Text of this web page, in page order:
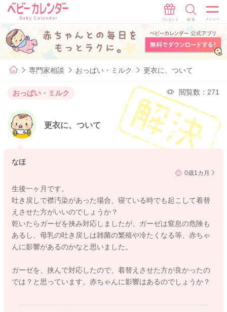
専門家相談 おっぱい・ミルク 更衣に、ついて
おっぱい・ミルク 閲覧数：271
更衣に、ついて
なほ
0歳1カ月
生後一ヶ月です。
吐き戻しで襟汚染があった場合、寝ている時でも起こして着替
えさせた方がいいのでしょうか？
乾いたらガーゼを挟み対応しましたが、ガーゼは窒息の危険も
あるし、母乳の吐き戻しは雑菌の繁殖や冷たくなる等、赤ちゃ
んに影響があるのかなと思いました。
ガーゼを、挟んで対応したので、着替えさせた方が良かったの
では？と思っています。赤ちゃんに影響はあるのでしょうか？